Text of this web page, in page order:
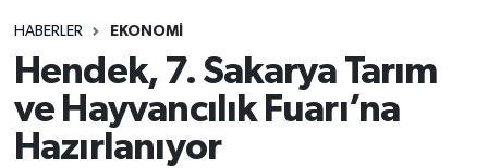
HABERLER EKONOMİ
Hendek, 7. Sakarya Tarım
ve Hayvancılık Fuarı’na
Hazırlanıyor
Süper Lig Puan Durumu ve Fikstür
Tüm Manşetler
Son Dakika Haberleri